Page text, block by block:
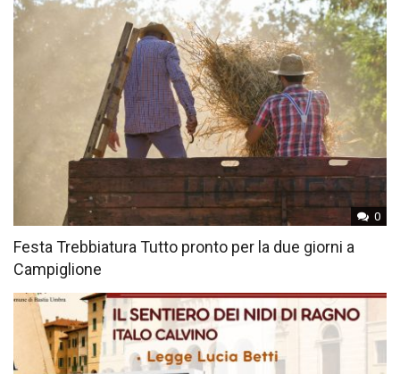
0
Festa Trebbiatura Tutto pronto per la due giorni a
Campiglione